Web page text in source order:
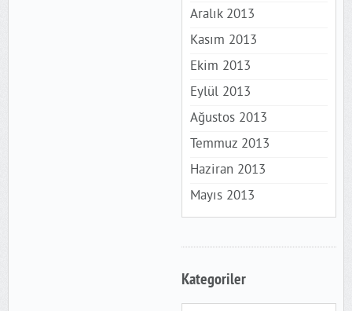
Aralık 2013
Kasım 2013
Ekim 2013
Eylül 2013
Ağustos 2013
Temmuz 2013
Haziran 2013
Mayıs 2013
Kategoriler